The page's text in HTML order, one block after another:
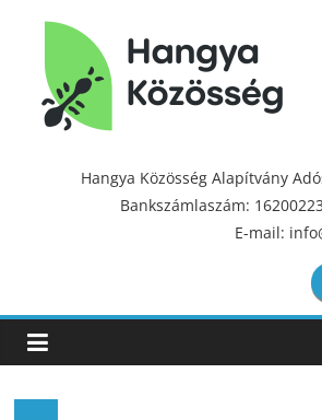
Hangya
Közösség
Hangya Közösség Alapítvány
Bankszámlaszám:
E-mail: